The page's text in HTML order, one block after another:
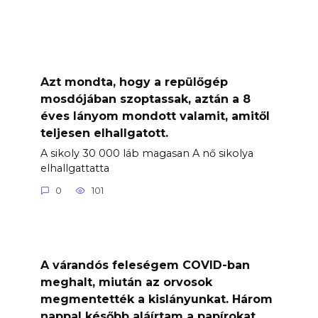
Azt mondta, hogy a repülőgép
mosdójában szoptassak, aztán a 8
éves lányom mondott valamit, amitől
teljesen elhallgatott.
A sikoly 30 000 láb magasan A nő sikolya
elhallgattatta
0 101
A várandós feleségem COVID-ban
meghalt, miután az orvosok
megmentették a kislányunkat. Három